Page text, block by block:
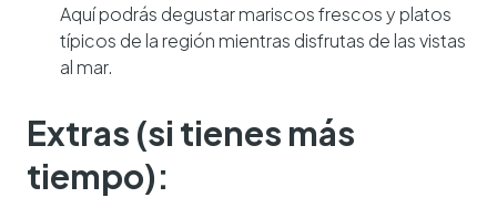
Aquí podrás degustar mariscos frescos y platos
típicos de la región mientras disfrutas de las vistas
al mar.
Extras (si tienes más
tiempo):